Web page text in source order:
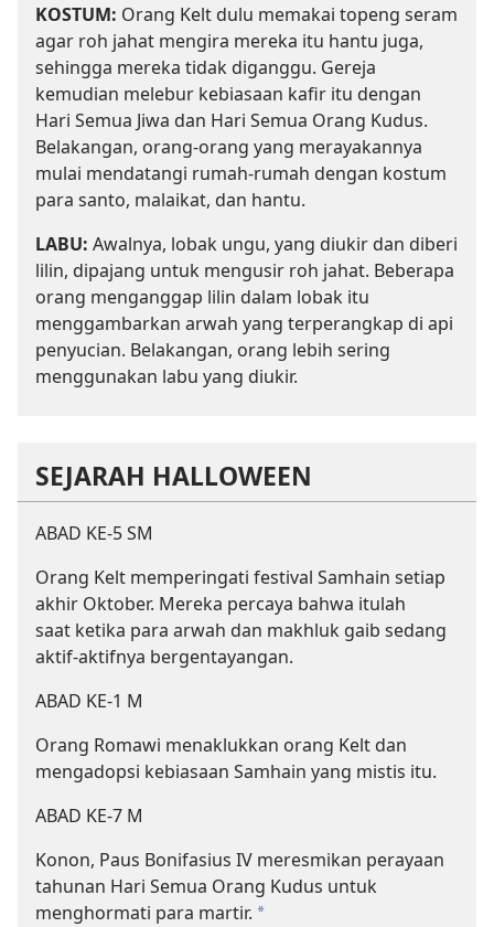
KOSTUM: Orang Kelt dulu memakai topeng seram
agar roh jahat mengira mereka itu hantu juga,
sehingga mereka tidak diganggu. Gereja
kemudian melebur kebiasaan kafir itu dengan
Hari Semua Jiwa dan Hari Semua Orang Kudus.
Belakangan, orang-orang yang merayakannya
mulai mendatangi rumah-rumah dengan kostum
para santo, malaikat, dan hantu.
LABU: Awalnya, lobak ungu, yang diukir dan diberi
lilin, dipajang untuk mengusir roh jahat. Beberapa
orang menganggap lilin dalam lobak itu
menggambarkan arwah yang terperangkap di api
penyucian. Belakangan, orang lebih sering
menggunakan labu yang diukir.
SEJARAH HALLOWEEN
ABAD KE-5 SM
Orang Kelt memperingati festival Samhain setiap
akhir Oktober. Mereka percaya bahwa itulah
saat ketika para arwah dan makhluk gaib sedang
aktif-aktifnya bergentayangan.
ABAD KE-1 M
Orang Romawi menaklukkan orang Kelt dan
mengadopsi kebiasaan Samhain yang mistis itu.
ABAD KE-7 M
Konon, Paus Bonifasius IV meresmikan perayaan
tahunan Hari Semua Orang Kudus untuk
menghormati para martir. *